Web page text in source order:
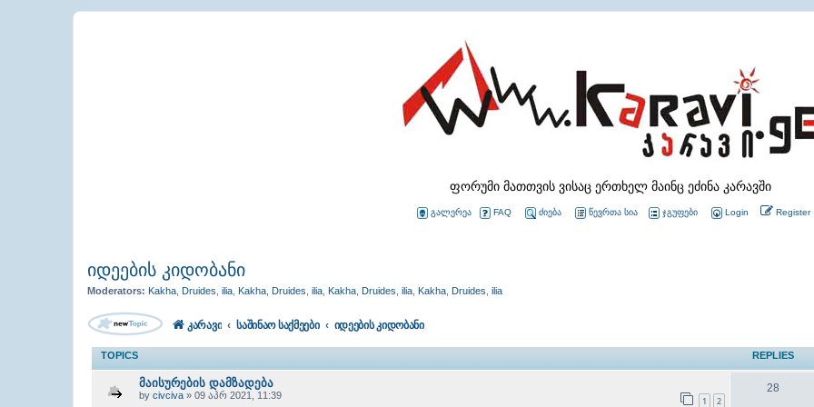
ფორუმი მათთვის ვისაც ერთხელ მაინც ეძინა კარავში
გალერეა FAQ ძიება წევრთა სია ჯგუფები Login Register
იდეების კიდობანი
Moderators: Kakha Druides ilia Kakha Druides ilia Kakha Druides ilia Kakha Druides ilia
კარავი საშინაო საქმეები იდეების კიდობანი
TOPICS REPLIES
მაისურების დამზადება
by civciva » 09 აპრ 2021, 11:39 1 2
28